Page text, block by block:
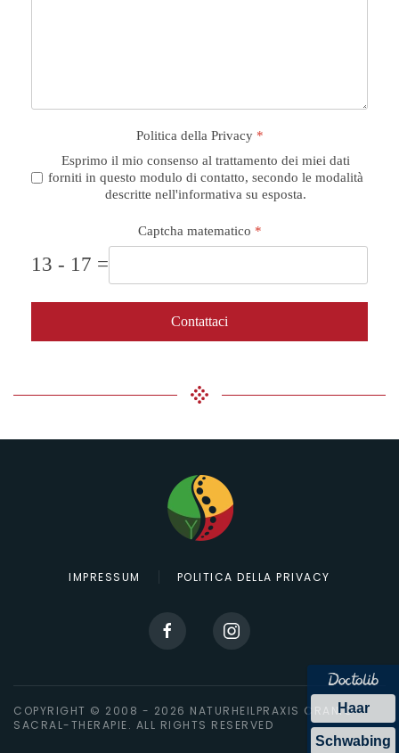
Politica della Privacy *
Esprimo il mio consenso al trattamento dei miei dati
forniti in questo modulo di contatto, secondo le modalità
descritte nell'informativa su esposta.
Captcha matematico *
13 - 17 =
Contattaci
IMPRESSUM POLITICA DELLA PRIVACY
COPYRIGHT © 2008 - 2026 NATURHEILPRAXIS CRANIO-
SACRAL-THERAPIE. ALL RIGHTS RESERVED
Haar
Schwabing